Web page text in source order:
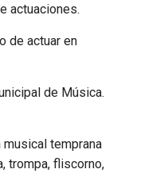
actuaciones.
de actuar en
de Música.
temprana
trompa, fliscorno,